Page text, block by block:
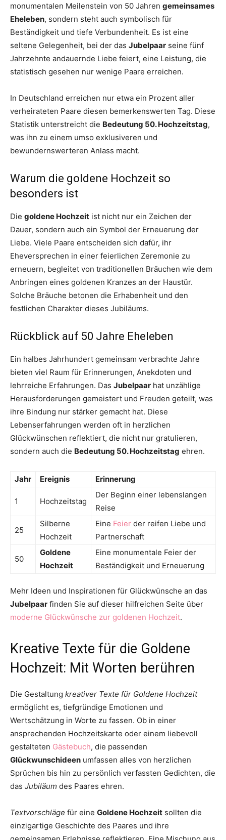
monumentalen Meilenstein von 50 Jahren gemeinsames
Eheleben, sondern steht auch symbolisch für
Beständigkeit und tiefe Verbundenheit. Es ist eine
seltene Gelegenheit, bei der das Jubelpaar seine fünf
Jahrzehnte andauernde Liebe feiert, eine Leistung, die
statistisch gesehen nur wenige Paare erreichen.
In Deutschland erreichen nur etwa ein Prozent aller
verheirateten Paare diesen bemerkenswerten Tag. Diese
Statistik unterstreicht die Bedeutung 50. Hochzeitstag,
was ihn zu einem umso exklusiveren und
bewundernswerteren Anlass macht.
Warum die goldene Hochzeit so
besonders ist
Die goldene Hochzeit ist nicht nur ein Zeichen der
Dauer, sondern auch ein Symbol der Erneuerung der
Liebe. Viele Paare entscheiden sich dafür, ihr
Eheversprechen in einer feierlichen Zeremonie zu
erneuern, begleitet von traditionellen Bräuchen wie dem
Anbringen eines goldenen Kranzes an der Haustür.
Solche Bräuche betonen die Erhabenheit und den
festlichen Charakter dieses Jubiläums.
Rückblick auf 50 Jahre Eheleben
Ein halbes Jahrhundert gemeinsam verbrachte Jahre
bieten viel Raum für Erinnerungen, Anekdoten und
lehrreiche Erfahrungen. Das Jubelpaar hat unzählige
Herausforderungen gemeistert und Freuden geteilt, was
ihre Bindung nur stärker gemacht hat. Diese
Lebenserfahrungen werden oft in herzlichen
Glückwünschen reflektiert, die nicht nur gratulieren,
sondern auch die Bedeutung 50. Hochzeitstag ehren.
Jahr Ereignis Erinnerung
1 Hochzeitstag
Der Beginn einer lebenslangen
Reise
25
Silberne
Hochzeit
Eine Feier der reifen Liebe und
Partnerschaft
50
Goldene
Hochzeit
Eine monumentale Feier der
Beständigkeit und Erneuerung
Mehr Ideen und Inspirationen für Glückwünsche an das
Jubelpaar finden Sie auf dieser hilfreichen Seite über
moderne Glückwünsche zur goldenen Hochzeit.
Kreative Texte für die Goldene
Hochzeit: Mit Worten berühren
Die Gestaltung kreativer Texte für Goldene Hochzeit
ermöglicht es, tiefgründige Emotionen und
Wertschätzung in Worte zu fassen. Ob in einer
ansprechenden Hochzeitskarte oder einem liebevoll
gestalteten Gästebuch, die passenden
Glückwunschideen umfassen alles von herzlichen
Sprüchen bis hin zu persönlich verfassten Gedichten, die
das Jubiläum des Paares ehren.
Textvorschläge für eine Goldene Hochzeit sollten die
einzigartige Geschichte des Paares und ihre